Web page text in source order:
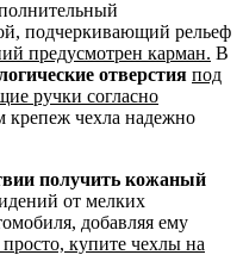
подчеркивающий рельеф
предусмотрен карман. В
отверстия под
ручки согласно
крепеж чехла надежно
получить кожаный
от мелких
добавляя ему
просто, купите чехлы на